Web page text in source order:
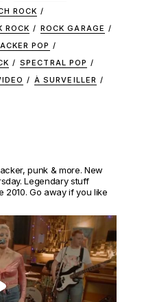
ROCK
ROCK
ROCK GARAGE
POP
SPECTRAL POP
À SURVEILLER
punk & more. New
Legendary stuff
2010. Go away if you like